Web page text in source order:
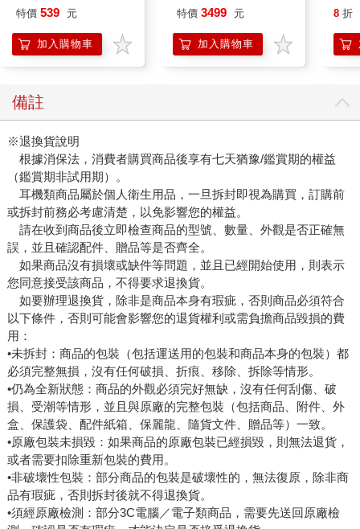
IMCMB01LB
特價 539 元
加入購物車
樂部 Bloom Garden
組
特價 3499 元
加入購物車
8 折
備註
※退換貨說明
根據消保法，消費者購買商品後享有七天猶豫/鑑賞期的權益
（鑑賞期非試用期）。
耳機類商品屬於個人衛生用品，一旦拆封即視為購買，訂購前
或拆封前務必考慮清楚，以免影響您的權益。
請在收到商品後立即檢查商品的型號、數量、外觀是否正確無
誤，並且確認配件、贈品等是否齊全。
如果商品沒有損壞或缺件等問題，並且已經開始使用，則表示
您同意接受該商品，不得要求退換貨。
如要辦理退換貨，除非是商品本身有瑕疵，否則商品必須符合
以下條件，否則可能會影響您的退貨權利或需負擔商品毀損的費
用：
•未拆封：商品的包裝（包括運送用的包裝和商品本身的包裝）都
必須完整無損，沒有任何破損、折痕、移除、拆除等情形。
•仍為全新狀態：商品的外觀必須完好無缺，沒有任何刮傷、破
損、受潮等情形，並且與原廠的完整包裝（包括商品、附件、外
盒、保護袋、配件紙箱、保麗龍、隨貨文件、贈品等）一致。
•原廠包裝未損毀：如果商品的原廠包裝已經損毀，則無法退貨，
或者需要扣除重新包裝的費用。
•非破壞性包裝：部分商品的包裝是破壞性的，無法復原，除非商
品有瑕疵，否則拆封後就不得退換貨。
•須經原廠檢測：部分3C電腦／電子類商品，需要先送回原廠檢